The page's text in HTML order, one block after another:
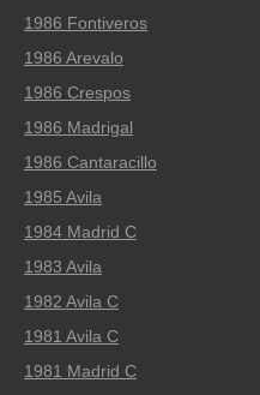
1986 Fontiveros
1986 Arevalo
1986 Crespos
1986 Madrigal
1986 Cantaracillo
1985 Avila
1984 Madrid C
1983 Avila
1982 Avila C
1981 Avila C
1981 Madrid C